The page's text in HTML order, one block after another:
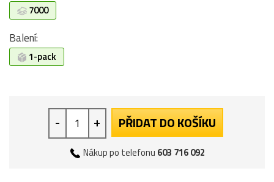
7000
Balení:
1-pack
- + PŘIDAT DO KOŠÍKU
Nákup po telefonu 603 716 092